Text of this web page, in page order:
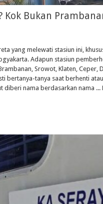
Kok Bukan
yang melewati stasiun ini,
Adapun stasiun
Srowot, Klaten, Ceper,
bertanya-tanya saat berhenti
diberi nama berdasarkan nama ...